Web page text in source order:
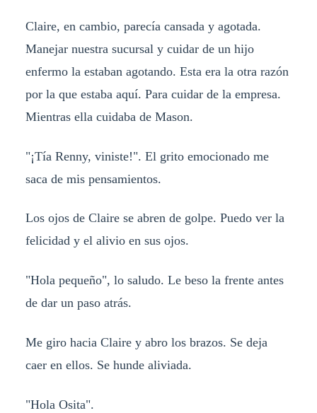
Claire, en cambio, parecía cansada y agotada.
Manejar nuestra sucursal y cuidar de un hijo
enfermo la estaban agotando. Esta era la otra razón
por la que estaba aquí. Para cuidar de la empresa.
Mientras ella cuidaba de Mason.
"¡Tía Renny, viniste!". El grito emocionado me
saca de mis pensamientos.
Los ojos de Claire se abren de golpe. Puedo ver la
felicidad y el alivio en sus ojos.
"Hola pequeño", lo saludo. Le beso la frente antes
de dar un paso atrás.
Me giro hacia Claire y abro los brazos. Se deja
caer en ellos. Se hunde aliviada.
"Hola Osita".